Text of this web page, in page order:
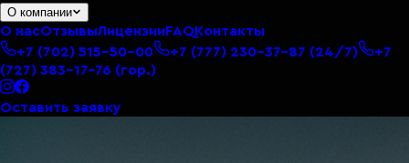
О компании
О насОтзывыЛицензииFAQКонтакты
+7 (702) 515-50-00
+7 (777) 230-37-87 (24/7)
+7
(727) 383-17-76 (гор.)
Оставить заявку